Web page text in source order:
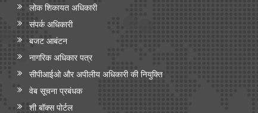
लोक शिकायत अधिकारी
संपर्क अधिकारी
बजट आबंटन
नागरिक अधिकार पत्र
सीपीआईओ और अपी‍लीय अधिकारी की नियुक्ति
वेब सूचना प्रबंधक
शी बॉक्स पोर्टल